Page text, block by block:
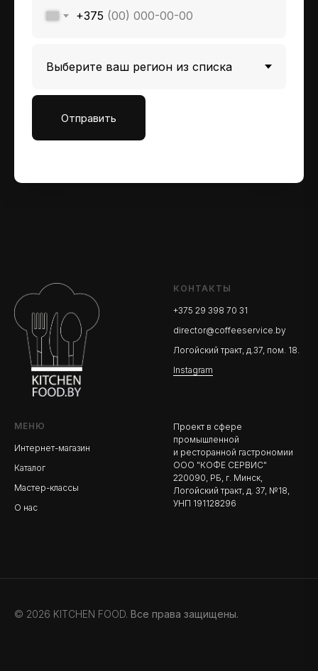
+375
Отправить
КОНТАКТЫ
+375 29 398 70 31
director@coffeeservice.by
Логойский тракт, д.37, пом. 18.
Instagram
МЕНЮ
Интернет-магазин
Каталог
Мастер-классы
О нас
Проект в сфере
промышленной
и ресторанной гастрономии
ООО "КОФЕ СЕРВИС"
220090, РБ, г. Минск,
Логойский тракт, д. 37, №18,
УНП 191128296
© 2026 KITCHEN FOOD. Все права защищены.